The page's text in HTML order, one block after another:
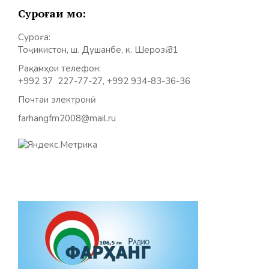
Суроғаи мо:
Суроға:
Тоҷикистон, ш. Душанбе, к. Шерозӣ 31
Рақамҳои телефон:
+992 37 227-77-27, +992 934-83-36-36
Почтаи электронӣ:
farhangfm2008@mail.ru